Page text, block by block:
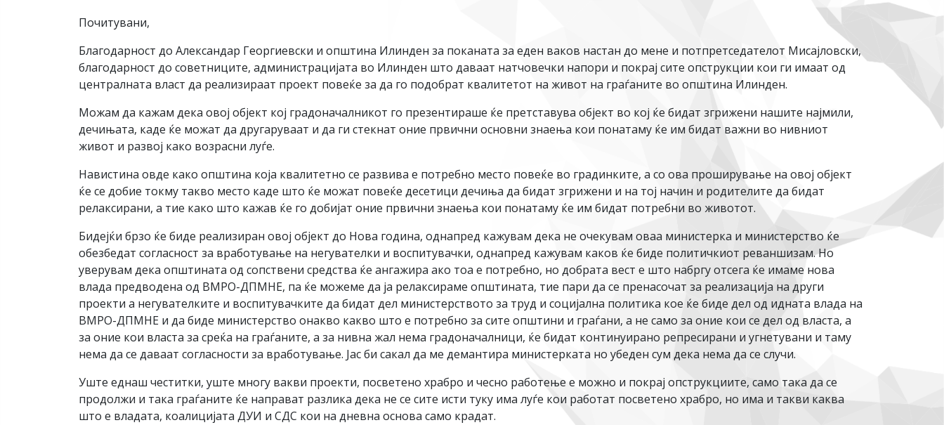
Почитувани,
Благодарност до Александар Георгиевски и општина Илинден за поканата за еден ваков настан до мене и потпретседателот Мисајловски,
благодарност до советниците, администрацијата во Илинден што даваат натчовечки напори и покрај сите опструкции кои ги имаат од
централната власт да реализираат проект повеќе за да го подобрат квалитетот на живот на граѓаните во општина Илинден.
Можам да кажам дека овој објект кој градоначалникот го презентираше ќе претставува објект во кој ќе бидат згрижени нашите најмили,
дечињата, каде ќе можат да другаруваат и да ги стекнат оние првични основни знаења кои понатаму ќе им бидат важни во нивниот
живот и развој како возрасни луѓе.
Навистина овде како општина која квалитетно се развива е потребно место повеќе во градинките, а со ова проширување на овој објект
ќе се добие токму такво место каде што ќе можат повеќе десетици дечиња да бидат згрижени и на тој начин и родителите да бидат
релаксирани, а тие како што кажав ќе го добијат оние првични знаења кои понатаму ќе им бидат потребни во животот.
Бидејќи брзо ќе биде реализиран овој објект до Нова година, однапред кажувам дека не очекувам оваа министерка и министерство ќе
обезбедат согласност за вработување на негувателки и воспитувачки, однапред кажувам каков ќе биде политичкиот реваншизам. Но
уверувам дека општината од сопствени средства ќе ангажира ако тоа е потребно, но добрата вест е што набргу отсега ќе имаме нова
влада предводена од ВМРО-ДПМНЕ, па ќе можеме да ја релаксираме општината, тие пари да се пренасочат за реализација на други
проекти а негувателките и воспитувачките да бидат дел министерството за труд и социјална политика кое ќе биде дел од идната влада на
ВМРО-ДПМНЕ и да биде министерство онакво какво што е потребно за сите општини и граѓани, а не само за оние кои се дел од власта, а
за оние кои власта за среќа на граѓаните, а за нивна жал нема градоначалници, ќе бидат континуирано репресирани и угнетувани и таму
нема да се даваат согласности за вработување. Јас би сакал да ме демантира министерката но убеден сум дека нема да се случи.
Уште еднаш честитки, уште многу вакви проекти, посветено храбро и чесно работење е можно и покрај опструкциите, само така да се
продолжи и така граѓаните ќе направат разлика дека не се сите исти туку има луѓе кои работат посветено храбро, но има и такви каква
што е владата, коалицијата ДУИ и СДС кои на дневна основа само крадат.